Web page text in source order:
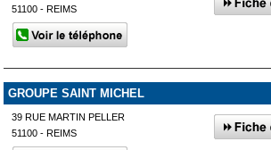
51100 - REIMS
GROUPE SAINT MICHEL
39 RUE MARTIN PELLER
51100 - REIMS